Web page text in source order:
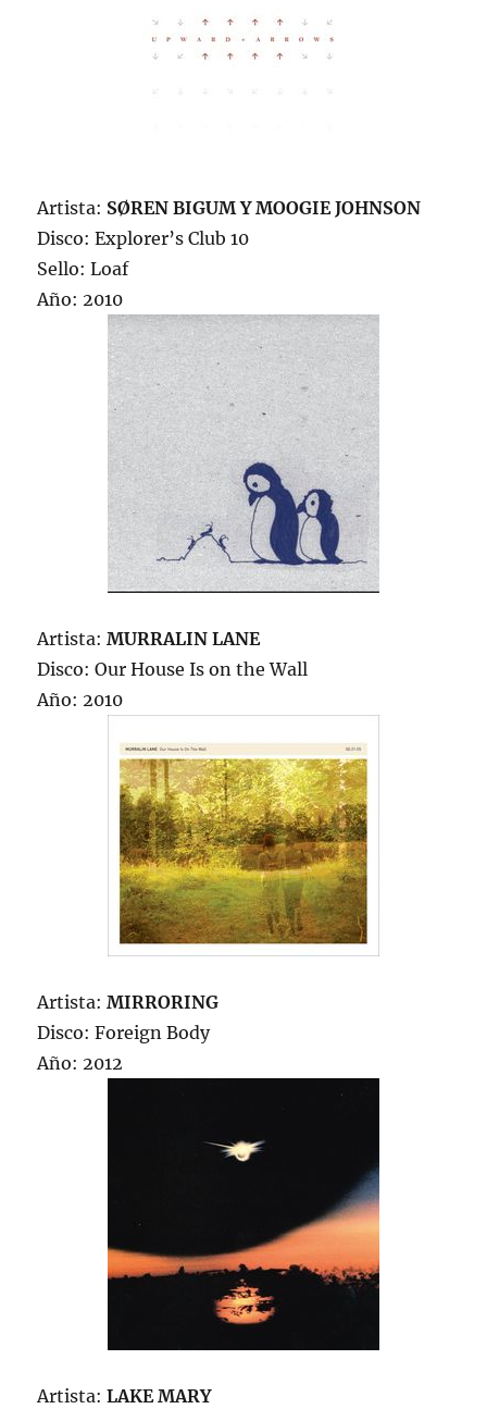
Artista: SØREN BIGUM Y MOOGIE JOHNSON
Disco: Explorer’s Club 10
Sello: Loaf
Año: 2010
Artista:MURRALIN LANE
Disco: Our House Is on the Wall
Año: 2010
Artista:MIRRORING
Disco: Foreign Body
Año: 2012
Artista:LAKE MARY